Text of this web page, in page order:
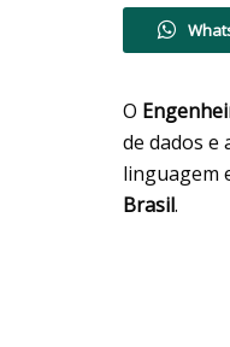
O
de dados e
linguagem
Brasil.